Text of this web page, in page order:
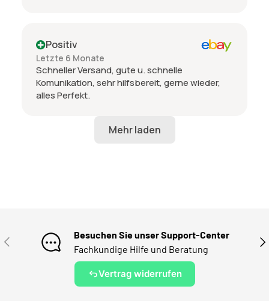
Positiv
Letzte 6 Monate
Schneller Versand, gute u. schnelle
Komunikation, sehr hilfsbereit, gerne wieder,
alles Perfekt.
VORHERIGE
Besuchen Sie unser Support-Center
Fachkundige Hilfe und Beratung
Vertrag widerrufen